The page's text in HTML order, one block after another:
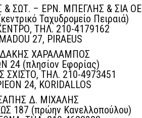
ΣΩΤ. – ΕΡΝ. ΜΠΕΓΛΗΣ & ΣΙΑ ΟΕ
Ταχυδρομείο Πειραιά)
ΤΗΛ. 210-4179162
27, PIRAEUS
ΧΑΡΑΛΑΜΠΟΣ
24 (πλησίον Εφορίας)
ΣΧΙΣΤΟ, ΤΗΛ. 210-4973451
24, KORIDALLOS
Δ. ΜΙΧΑΛΗΣ
187 (πρώην Κανελλοπούλου)